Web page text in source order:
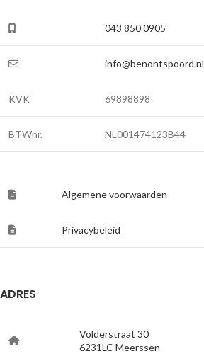
043 850 0905
info@benontspoord.nl
KVK 69898898
BTWnr. NL001474123B44
Algemene voorwaarden
Privacybeleid
ADRES
Volderstraat 30
6231LC Meerssen